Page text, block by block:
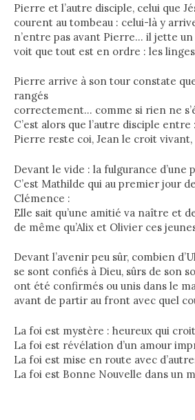
Pierre et l’autre disciple, celui que
courent au tombeau : celui-là y
n’entre pas avant Pierre… il jette un
voit que tout est en ordre : les
Pierre arrive à son tour constate
rangés
correctement… comme si rien ne
C’est alors que l’autre disciple
Pierre reste coi, Jean le croit vivant,
Devant le vide : la fulgurance d’une
C’est Mathilde qui au premier jour
Clémence :
Elle sait qu’une amitié va naître et
de même qu’Alix et Olivier ces
Devant l’avenir peu sûr, combien
se sont confiés à Dieu, sûrs de son
ont été confirmés ou unis dans le
avant de partir au front avec quel
La foi est mystère : heureux qui
La foi est révélation d’un amour
La foi est mise en route avec
La foi est Bonne Nouvelle dans un